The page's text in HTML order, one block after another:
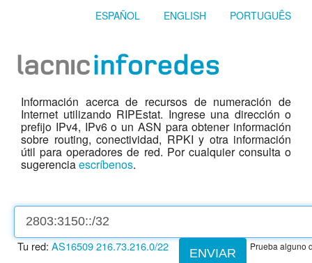
ESPAÑOL ENGLISH PORTUGUÊS
Información acerca de recursos de numeración de
Internet utilizando RIPEstat. Ingrese una dirección o
prefijo IPv4, IPv6 o un ASN para obtener información
sobre routing, conectividad, RPKI y otra información
útil para operadores de red. Por cualquier consulta o
sugerenciaescríbenos.
ENVIAR
Tu red: AS16509216.73.216.0/22 Prueba alguno